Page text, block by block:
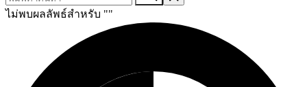
ไม่พบผลลัพธ์สำหรับ ""